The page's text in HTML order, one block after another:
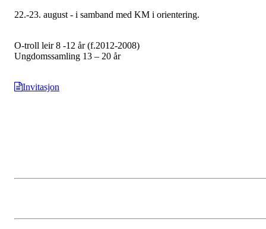
22.-23. august - i samband med KM i orientering.
O-troll leir 8 -12 år (f.2012-2008)
Ungdomssamling 13 – 20 år
Invitasjon